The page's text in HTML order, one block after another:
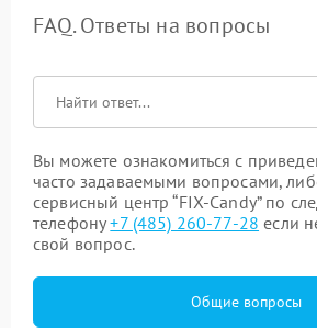
FAQ. Ответы на вопросы
Вы можете ознакомиться с
часто задаваемыми вопросами,
сервисный центр “FIX-Candy” по
телефону+7 (485) 260-77-28 если
свой вопрос.
Общие вопросы